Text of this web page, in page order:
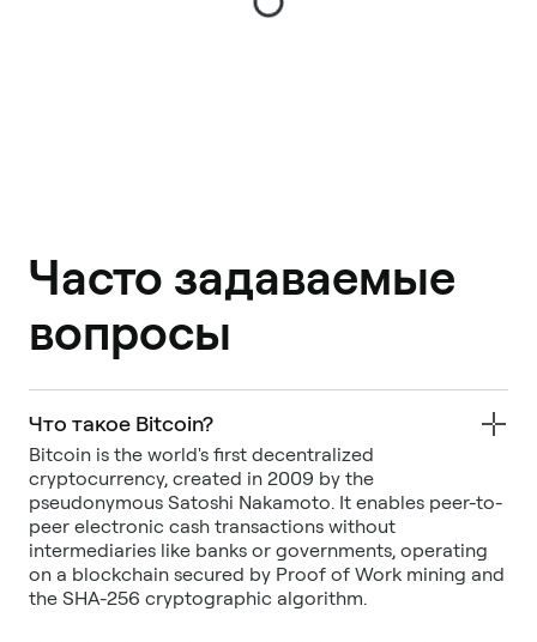
Часто задаваемые
вопросы
Что такое Bitcoin?
Bitcoin is the world's first decentralized
cryptocurrency, created in 2009 by the
pseudonymous Satoshi Nakamoto. It enables peer-to-
peer electronic cash transactions without
intermediaries like banks or governments, operating
on a blockchain secured by Proof of Work mining and